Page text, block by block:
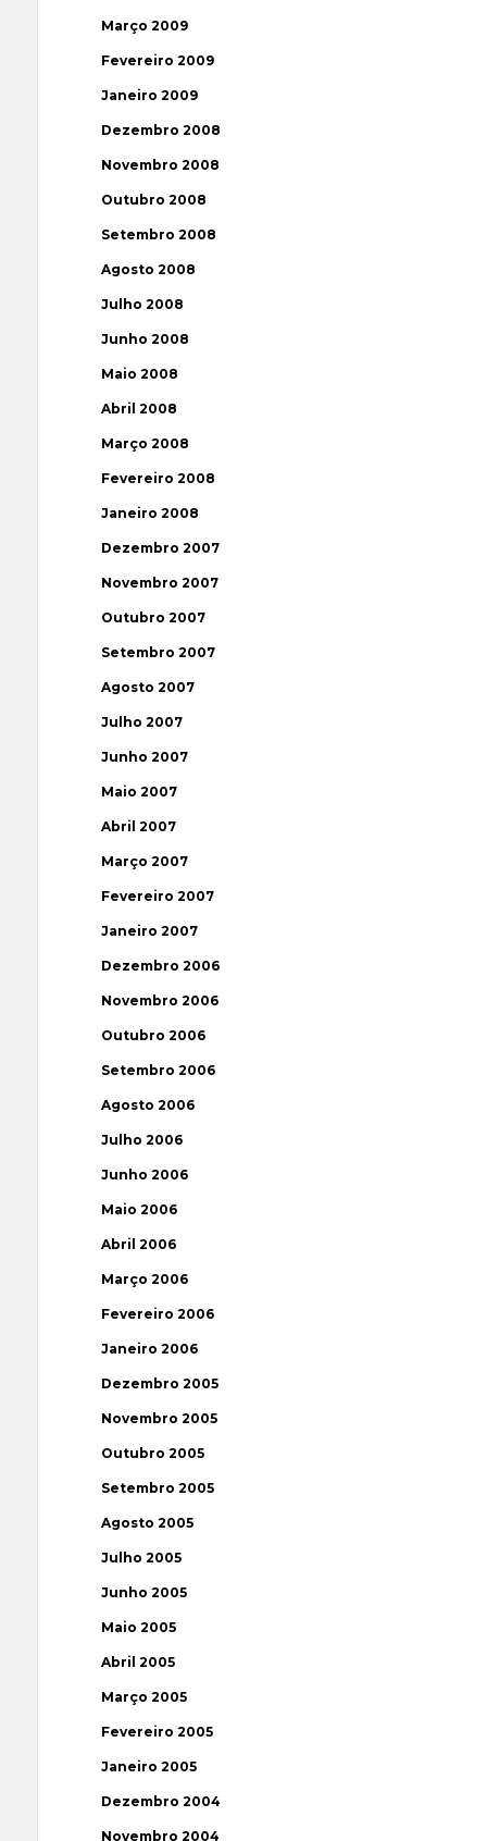
Março 2009
Fevereiro 2009
Janeiro 2009
Dezembro 2008
Novembro 2008
Outubro 2008
Setembro 2008
Agosto 2008
Julho 2008
Junho 2008
Maio 2008
Abril 2008
Março 2008
Fevereiro 2008
Janeiro 2008
Dezembro 2007
Novembro 2007
Outubro 2007
Setembro 2007
Agosto 2007
Julho 2007
Junho 2007
Maio 2007
Abril 2007
Março 2007
Fevereiro 2007
Janeiro 2007
Dezembro 2006
Novembro 2006
Outubro 2006
Setembro 2006
Agosto 2006
Julho 2006
Junho 2006
Maio 2006
Abril 2006
Março 2006
Fevereiro 2006
Janeiro 2006
Dezembro 2005
Novembro 2005
Outubro 2005
Setembro 2005
Agosto 2005
Julho 2005
Junho 2005
Maio 2005
Abril 2005
Março 2005
Fevereiro 2005
Janeiro 2005
Dezembro 2004
Novembro 2004